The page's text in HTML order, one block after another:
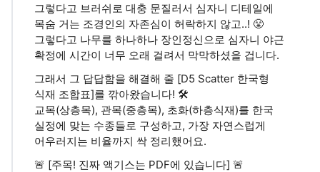
그렇다고 브러쉬로 대충 문질러서 심자니 디테일에
목숨 거는 조경인의 자존심이 허락하지 않고..! 😤
그렇다고 나무를 하나하나 장인정신으로 심자니 야근
확정에 시간이 너무 오래 걸려서 막막하셨을 겁니다.
그래서 그 답답함을 해결해 줄 [D5 Scatter 한국형
식재 조합표]를 깎아왔습니다! 🛠️
교목(상층목), 관목(중층목), 초화(하층식재)를 한국
실정에 맞는 수종들로 구성하고, 가장 자연스럽게
어우러지는 비율까지 싹 정리했어요.
🚨 [주목! 진짜 액기스는 PDF에 있습니다] 🚨